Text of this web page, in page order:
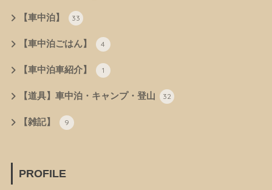
【車中泊】 33
【車中泊ごはん】 4
【車中泊車紹介】 1
【道具】車中泊・キャンプ・登山 32
【雑記】 9
PROFILE